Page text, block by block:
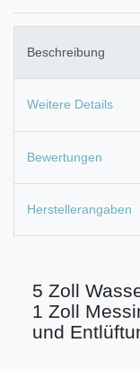
Beschreibung
Weitere Details
Bewertungen
Herstellerangaben
5 Zoll
1 Zoll
und